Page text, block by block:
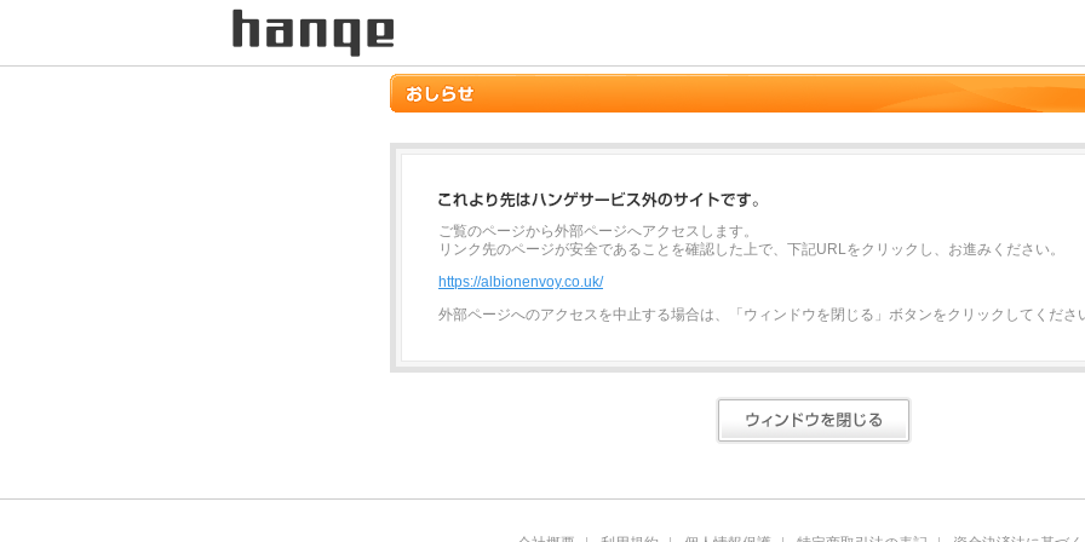
ご覧のページから外部ページへアクセスします。
リンク先のページが安全であることを確認した上で、下記URLをクリックし、お進みください。
https://albionenvoy.co.uk/
外部ページへのアクセスを中止する場合は、「ウィンドウを閉じる」ボタンをクリックしてくださ